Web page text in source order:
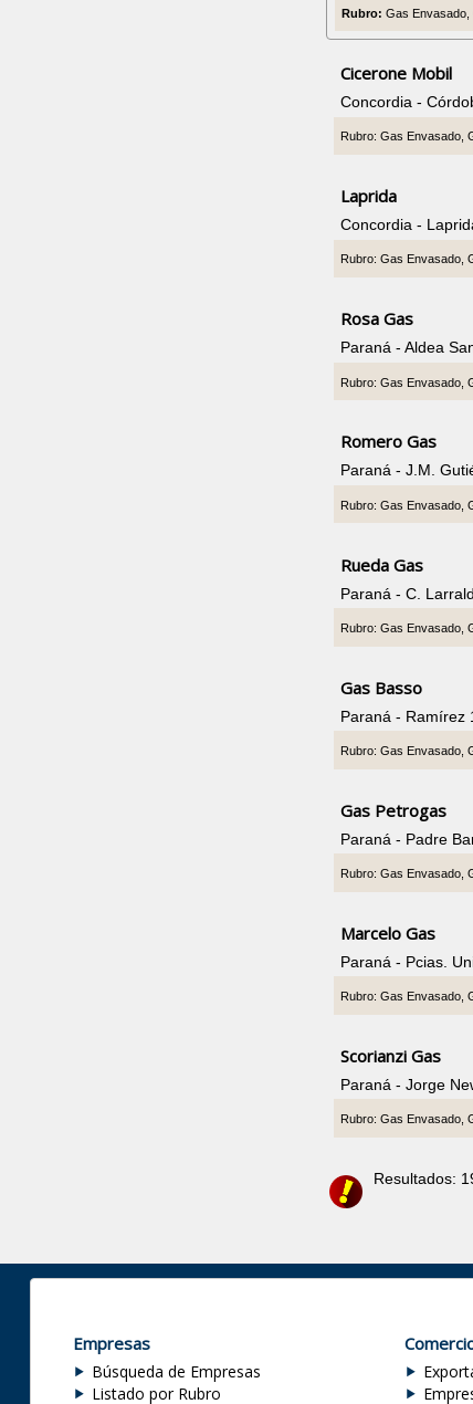
Rubro: Gas Envasado,
Cicerone Mobil
Concordia -
Rubro: Gas Envasado,
Laprida
Concordia -
Rubro: Gas Envasado,
Rosa Gas
Paraná - Aldea
Rubro: Gas Envasado,
Romero Gas
Paraná - J.M.
Rubro: Gas Envasado,
Rueda Gas
Paraná - C.
Rubro: Gas Envasado,
Gas Basso
Paraná - Ramírez
Rubro: Gas Envasado,
Gas Petrogas
Paraná - Padre
Rubro: Gas Envasado,
Marcelo Gas
Paraná - Pcias.
Rubro: Gas Envasado,
Scorianzi Gas
Paraná - Jorge
Rubro: Gas Envasado,
Resultados:
Empresas
Búsqueda de Empresas
Listado por Rubro